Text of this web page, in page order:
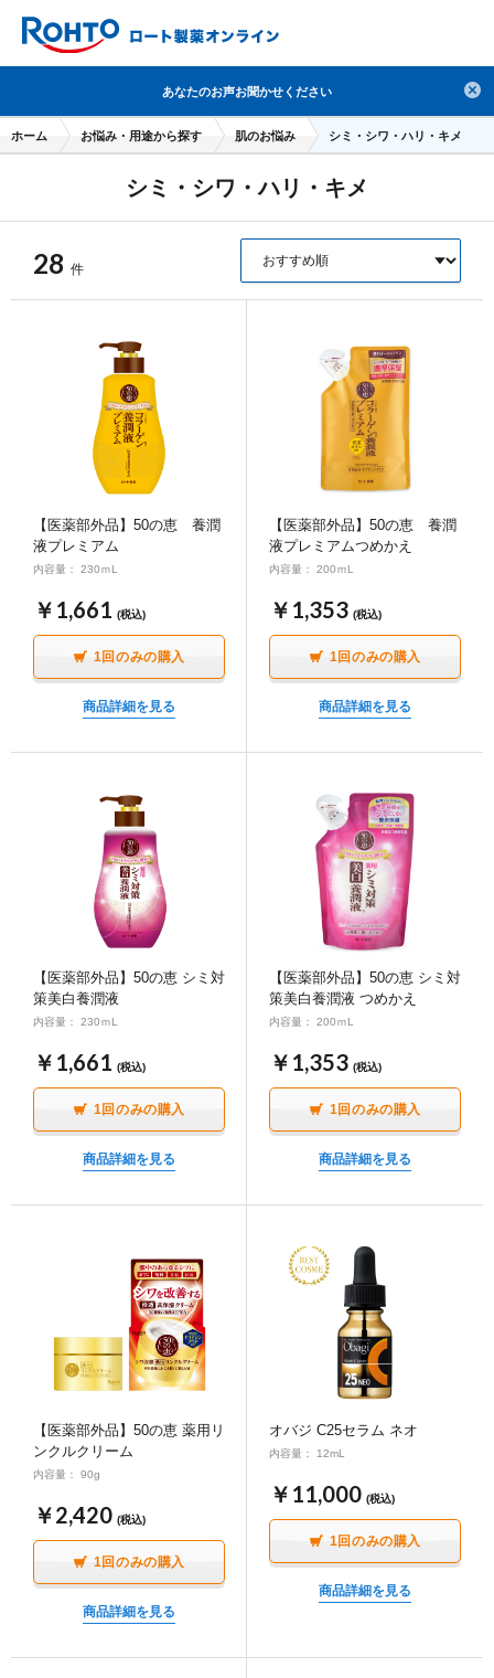
人気のキーワードで検索
目薬 ロートV5 日焼け止め 熱中症対策
セラミド オバジ ダーマセプトRX
ハイドロキノン レチノール
冬虫夏草
ヘリオホワイト 数量限定
ブランドから探す 使用用途から探す
成分から探す 注目の商品 を見る
ポイント交換品 を見る
検索
ログイン / 新規会員登録
∟ 美容サプリメント
美容・スキンケア
∟ スキンケア
∟ メイク
∟ 美容サプリメント
医薬品・目薬
ブランドから探す
キャンペーンから探す
おトクなロート定期便
ポイントを貯める
ジャーナル(美容情報・健康情報・読み物)
スタッフのお気に入り
ロート製薬の想い
お問い合わせ
ご利用ガイド
個人情報の取り扱い
医薬品の販売に関する表示
特定商取引に関する法律に基づく表記
ご利用環境
サイトマップ
あなたのお声お聞かせください
ホーム お悩み・用途から探す 肌のお悩み シミ・シワ・ハリ・キメ
シミ・シワ・ハリ・キメ
28 件
【医薬部外品】50の恵 養潤
液プレミアム
内容量： 230ｍL
￥1,661 (税込)
1回のみの購入
商品詳細を見る
【医薬部外品】50の恵 養潤
液プレミアムつめかえ
内容量： 200ｍL
￥1,353 (税込)
1回のみの購入
商品詳細を見る
【医薬部外品】50の恵 シミ対
策美白養潤液
内容量： 230ｍL
￥1,661 (税込)
1回のみの購入
商品詳細を見る
【医薬部外品】50の恵 シミ対
策美白養潤液 つめかえ
内容量： 200ｍL
￥1,353 (税込)
1回のみの購入
商品詳細を見る
【医薬部外品】50の恵 薬用リ
ンクルクリーム
内容量： 90g
￥2,420 (税込)
1回のみの購入
商品詳細を見る
オバジ C25セラム ネオ
内容量： 12mL
￥11,000 (税込)
1回のみの購入
商品詳細を見る
「VAセラム」を安全にご使用いただくため購入前
に確認が必要です。
ご使用者様の状態チェック
はい【妊娠中・授乳中はお控えください。】
質問2
レチノール含有化粧品などで肌トラブルを起こ
いいえ
はい【ユーステストを実施いただきお肌に異常がない
ことを確認の上、ご使用ください。】
質問3
使用部位に異常(傷、はれもの、湿疹、赤み、か
ぶれなど)はありますか？
ご購入数、前回購入日によっては購入いただけない
ことがあります。
ます。
ハイドロキノンは安全にご使用いただくため購入前
に確認が必要です。
妊娠、もしくは授乳中ですか？
いいえ はい【主治医にご相談ください】
質問2
美白剤や毛染め剤などで肌トラブルを起こした
いいえ
はい【皮膚科専門医にご相談ください】
使用部位に異常(傷、はれもの、湿疹、赤み、か
いいえ